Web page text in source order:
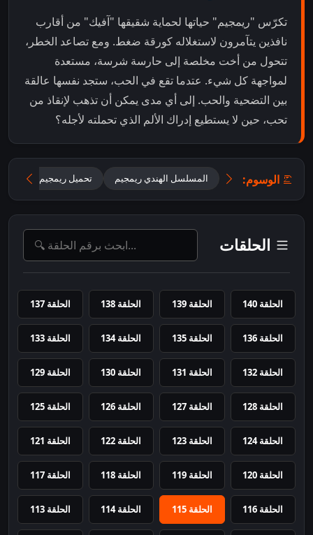
تكرّس "ريمجيم" حياتها لحماية شقيقها "آفيك" من أقارب
نافذين يتآمرون لاستغلاله كورقة ضغط. ومع تصاعد الخطر،
تتحول من أخت مخلصة إلى حارسة شرسة، مستعدة
لمواجهة كل شيء. عتدما تقع في الحب، ستجد نفسها عالقة
بين التضحية والحب. إلى أي مدى يمكن أن تذهب لإنقاذ من
تحب، حين لا يستطيع إدراك الألم الذي تحملته لأجله؟
الوسوم: المسلسل الهندي ريمجيم تحميل ريمجيم 2026 مترجم للعربية
الحلقات
الحلقة 140 الحلقة 139 الحلقة 138 الحلقة 137
الحلقة 136 الحلقة 135 الحلقة 134 الحلقة 133
الحلقة 132 الحلقة 131 الحلقة 130 الحلقة 129
الحلقة 128 الحلقة 127 الحلقة 126 الحلقة 125
الحلقة 124 الحلقة 123 الحلقة 122 الحلقة 121
الحلقة 120 الحلقة 119 الحلقة 118 الحلقة 117
الحلقة 116 الحلقة 115 الحلقة 114 الحلقة 113